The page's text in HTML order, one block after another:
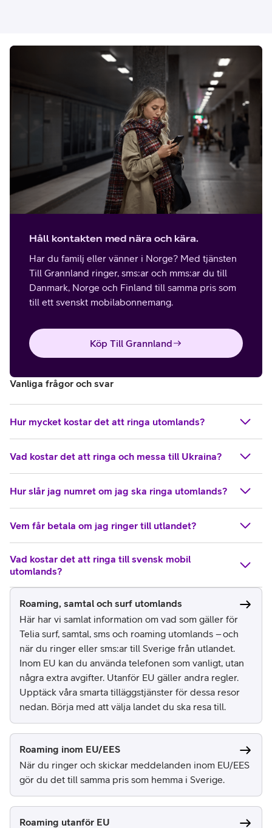
Håll kontakten med nära och kära.
Har du familj eller vänner i Norge? Med tjänsten
Till Grannland ringer, sms:ar och mms:ar du till
Danmark, Norge och Finland till samma pris som
till ett svenskt mobilabonnemang.
Köp Till Grannland
Vanliga frågor och svar
Hur mycket kostar det att ringa utomlands?
Vad kostar det att ringa och messa till Ukraina?
Hur slår jag numret om jag ska ringa utomlands?
Vem får betala om jag ringer till utlandet?
Vad kostar det att ringa till svensk mobil
utomlands?
Roaming, samtal och surf utomlands
Här har vi samlat information om vad som gäller för
Telia surf, samtal, sms och roaming utomlands – och
när du ringer eller sms:ar till Sverige från utlandet.
Inom EU kan du använda telefonen som vanligt, utan
några extra avgifter. Utanför EU gäller andra regler.
Upptäck våra smarta tilläggstjänster för dessa resor
nedan. Börja med att välja landet du ska resa till.
Roaming inom EU/EES
När du ringer och skickar meddelanden inom EU/EES
gör du det till samma pris som hemma i Sverige.
Roaming utanför EU